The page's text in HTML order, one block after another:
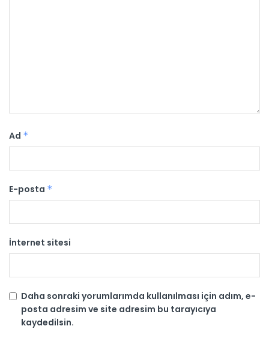
Ad *
E-posta *
İnternet sitesi
Daha sonraki yorumlarımda kullanılması için adım, e-
posta adresim ve site adresim bu tarayıcıya
kaydedilsin.